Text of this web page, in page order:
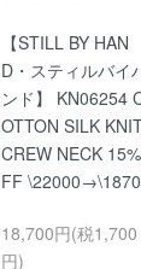
【STILL BY HAN
D・スティルバイ
ンド】 KN06254
OTTON SILK
CREW NECK
FF
18,700円(税1,700
円)